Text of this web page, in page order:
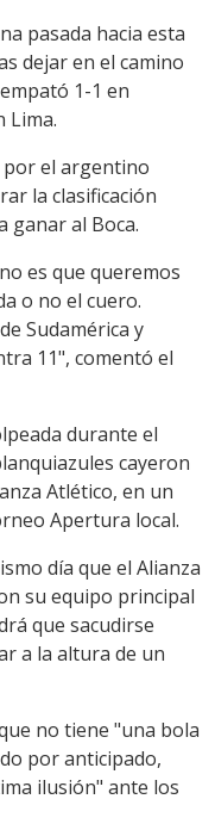
pasada hacia esta
dejar en el camino
1-1 en
Lima.
el argentino
la clasificación
ganar al Boca.
es que queremos
o no el cuero.
Sudamérica y
11", comentó el
durante el
cayeron
Atlético, en un
Apertura local.
día que el Alianza
su equipo principal
que sacudirse
a la altura de un
no tiene "una bola
por anticipado,
ilusión" ante los